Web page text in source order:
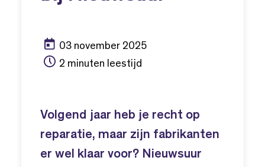
03 november 2025
2 minuten leestijd
Volgend jaar heb je recht op
reparatie, maar zijn fabrikanten
er wel klaar voor? Nieuwsuur